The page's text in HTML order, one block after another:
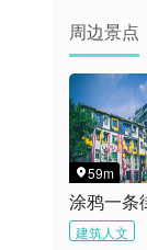
周边景点
59m
涂鸦一条
建筑人文